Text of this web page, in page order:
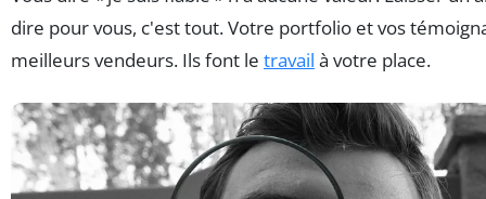
dire pour vous, c'est tout. Votre portfolio et vos
meilleurs vendeurs. Ils font le travail à votre place.